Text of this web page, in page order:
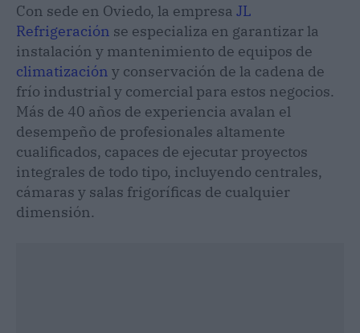
Con sede en Oviedo, la empresa JL
Refrigeración se especializa en garantizar la
instalación y mantenimiento de equipos de
climatización y conservación de la cadena de
frío industrial y comercial para estos negocios.
Más de 40 años de experiencia avalan el
desempeño de profesionales altamente
cualificados, capaces de ejecutar proyectos
integrales de todo tipo, incluyendo centrales,
cámaras y salas frigoríficas de cualquier
dimensión.